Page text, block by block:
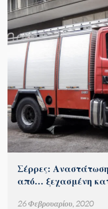
Σέρρες:
από… ξεχασμένη
26 Φεβρουαρίου, 2020